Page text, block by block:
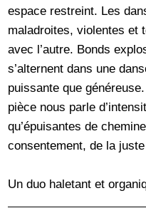
espace restreint. Les
maladroites, violentes et
avec l’autre. Bonds
s’alternent dans une
puissante que
pièce nous parle
qu’épuisantes de
consentement, de la
Un duo haletant et